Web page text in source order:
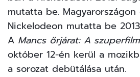
mutatta be.
Nickelodeon mutatta be
A Mancs őrjárat: A szuperfilm
október 12-én kerül a
a sorozat debütálása után.